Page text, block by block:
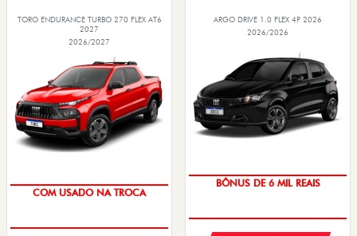
TORO ENDURANCE TURBO 270 FLEX AT6
2027
2026/2027
OPORTUNIDADE
ARGO DRIVE 1.0 FLEX 4P 2026
2026/2026
TAXA ZERO